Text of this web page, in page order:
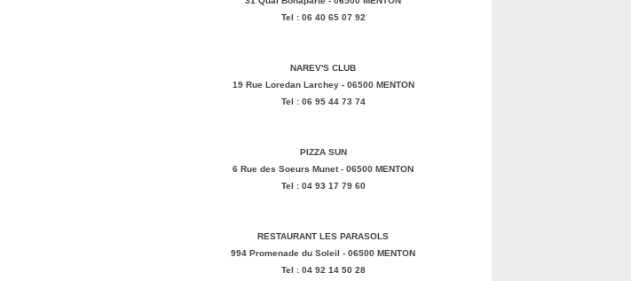
Tel : 06 40 65 07 92
NAREV'S CLUB
19 Rue Loredan Larchey - 06500 MENTON
Tel : 06 95 44 73 74
PIZZA SUN
6 Rue des Soeurs Munet - 06500 MENTON
Tel : 04 93 17 79 60
RESTAURANT LES PARASOLS
994 Promenade du Soleil - 06500 MENTON
Tel : 04 92 14 50 28